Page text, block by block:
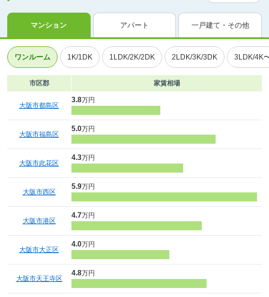
マンション アパート 一戸建て・その他
ワンルーム 1K/1DK 1LDK/2K/2DK 2LDK/3K/3DK 3LDK/4K
市区郡 家賃相場
大阪市都島区
3.8万円
大阪市福島区
5.0万円
大阪市此花区
4.3万円
大阪市西区
5.9万円
大阪市港区
4.7万円
大阪市大正区
4.0万円
大阪市天王寺区
4.8万円